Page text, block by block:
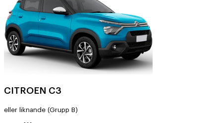
CITROEN C3
eller liknande (Grupp B)